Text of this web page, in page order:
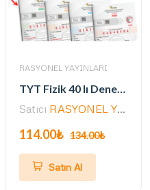
RASYONEL YAYINLARI
TYT Fizik 40 lı Deneme Seti (Alpinist Serisi) (Yazarlarından Video Çözümlü)
Satıcı RASYONEL YAYINLARI
114.00₺ 134.00₺
Satın Al